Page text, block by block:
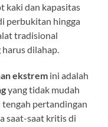
kaki dan kapasitas
perbukitan hingga
tradisional
dilahap.
ekstrem ini adalah
yang tidak mudah
tengah pertandingan
saat-saat kritis di